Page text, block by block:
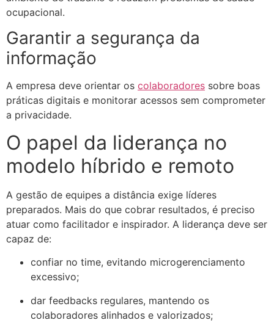
ocupacional.
Garantir a segurança da
informação
A empresa deve orientar os colaboradores sobre boas
práticas digitais e monitorar acessos sem comprometer
a privacidade.
O papel da liderança no
modelo híbrido e remoto
A gestão de equipes a distância exige líderes
preparados. Mais do que cobrar resultados, é preciso
atuar como facilitador e inspirador. A liderança deve ser
capaz de:
confiar no time, evitando microgerenciamento
excessivo;
dar feedbacks regulares, mantendo os
colaboradores alinhados e valorizados;